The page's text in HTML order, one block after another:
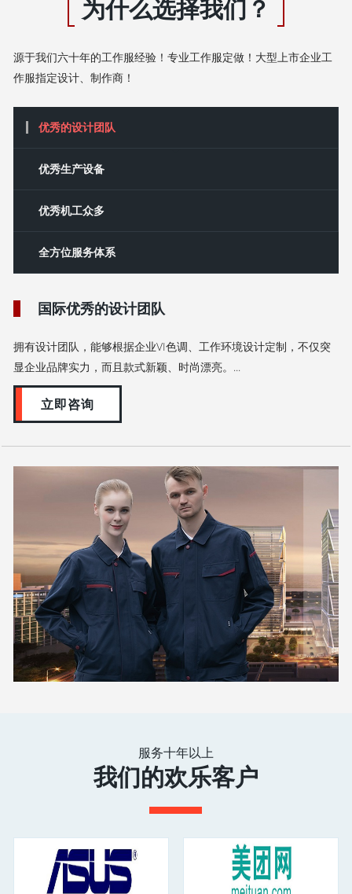
为什么选择我们？
源于我们六十年的工作服经验！专业工作服定做！大型上市企业工
作服指定设计、制作商！
优秀的设计团队
‌优秀‌生产设备
优秀机工众多
全方位服务体系
国际优秀的设计团队
拥有设计团队，能够根据企业VI色调、工作环境设计定制，不仅突
显企业品牌实力，而且款式新颖、时尚漂亮。...
立即咨询
服务十年以上
我们的欢乐客户